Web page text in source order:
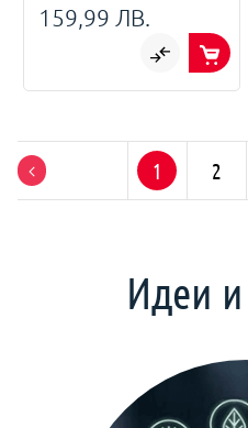
159,99 ЛВ.
1 2
Идеи и